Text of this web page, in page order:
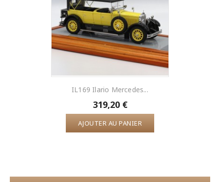
IL169 Ilario Mercedes...
319,20 €
AJOUTER AU PANIER